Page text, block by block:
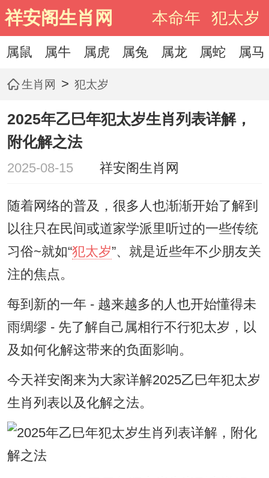
祥安阁生肖网 本命年 犯太岁
属鼠 属牛 属虎 属兔 属龙 属蛇 属马
生肖网 > 犯太岁
2025年乙巳年犯太岁生肖列表详解，
附化解之法
2025-08-15 祥安阁生肖网
随着网络的普及，很多人也渐渐开始了解到
以往只在民间或道家学派里听过的一些传统
习俗~就如“犯太岁”、就是近些年不少朋友关
注的焦点。
每到新的一年 - 越来越多的人也开始懂得未
雨绸缪 - 先了解自己属相行不行犯太岁，以
及如何化解这带来的负面影响。
今天祥安阁来为大家详解2025乙巳年犯太岁
生肖列表以及化解之法。